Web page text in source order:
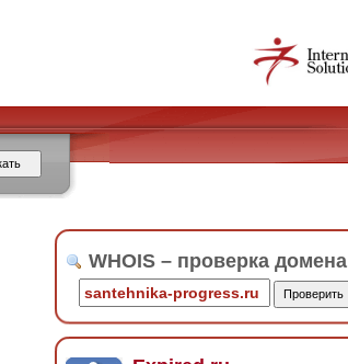
WHOIS – проверка домена